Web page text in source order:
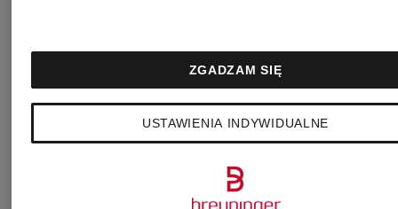
15 125 zł
Najniższa cena:
12 856,25 zł
Fit
USTAWIENIA INDYWIDUALNE
ZGADZAM SIĘ